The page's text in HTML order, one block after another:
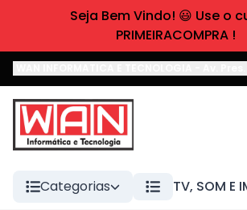
Seja Bem Vindo! 😃 Use o
PRIMEIRACOMPRA !
Av.
Categorias TV, SOM E